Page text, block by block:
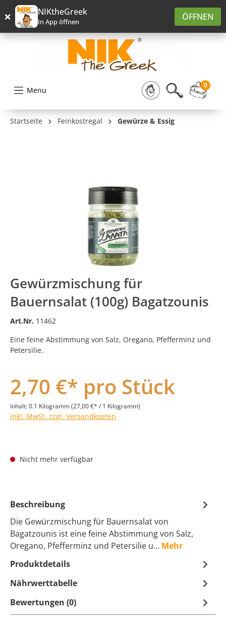
springen
× NIKtheGreek
In App öffnen ÖFFNEN
Menu
0
Startseite Feinkostregal Gewürze & Essig
Gewürzmischung für
Bauernsalat (100g) Bagatzounis
Art.Nr. 11462
Eine feine Abstimmung von Salz, Oregano, Pfefferminz und
Petersilie.
2,70 €* pro Stück
Inhalt:0.1 Kilogramm(27,00 €* / 1 Kilogramm)
inkl. MwSt. zzgl. Versandkosten
Nicht mehr verfügbar
Beschreibung
Die Gewürzmischung für Bauernsalat von
Bagatzounis ist eine feine Abstimmung von Salz,
Oregano, Pfefferminz und Petersilie u… Mehr
Produktdetails
Nährwerttabelle
Bewertungen (0)